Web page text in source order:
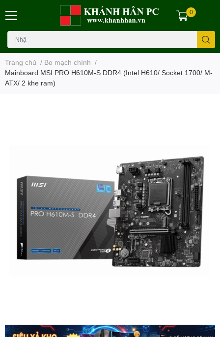
0
Trang chủ / Bo mạch chính /
Mainboard MSI PRO H610M-S DDR4 (Intel H610/ Socket 1700/ M-
ATX/ 2 khe ram)